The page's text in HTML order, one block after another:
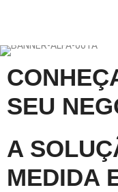
SEU
A
MEDIDA